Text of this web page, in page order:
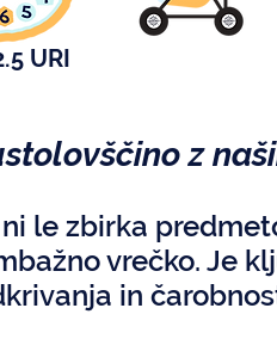
URI
z
le zbirka
vrečko. Je
in